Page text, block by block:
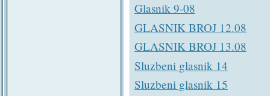
Glasnik 9-08
GLASNIK BROJ 12.08
GLASNIK BROJ 13.08
Sluzbeni glasnik 14
Sluzbeni glasnik 15